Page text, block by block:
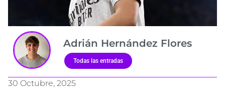
Adrián Hernández Flores
Todas las entradas
30 Octubre, 2025